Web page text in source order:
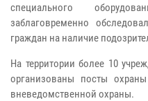
специального
заблаговременно
граждан на наличие
На территории более 10
организованы посты
вневедомственной охраны.